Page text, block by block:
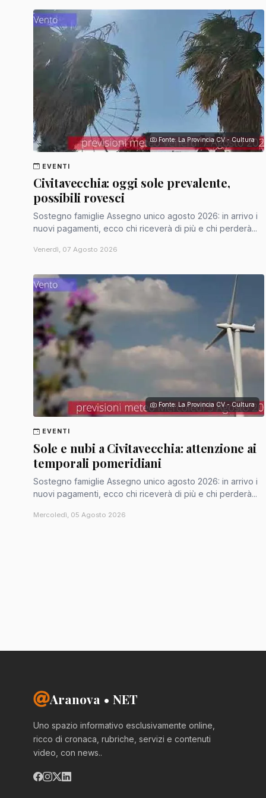
Fonte: La Provincia CV - Cultura
EVENTI
Civitavecchia: oggi sole prevalente,
possibili rovesci
Sostegno famiglie Assegno unico agosto 2026: in arrivo i
nuovi pagamenti, ecco chi riceverà di più e chi perderà...
Venerdì, 07 Agosto 2026
Fonte: La Provincia CV - Cultura
EVENTI
Sole e nubi a Civitavecchia: attenzione ai
temporali pomeridiani
Sostegno famiglie Assegno unico agosto 2026: in arrivo i
nuovi pagamenti, ecco chi riceverà di più e chi perderà...
Mercoledì, 05 Agosto 2026
Aranova • NET
Uno spazio informativo esclusivamente online,
ricco di cronaca, rubriche, servizi e contenuti
video, con news..